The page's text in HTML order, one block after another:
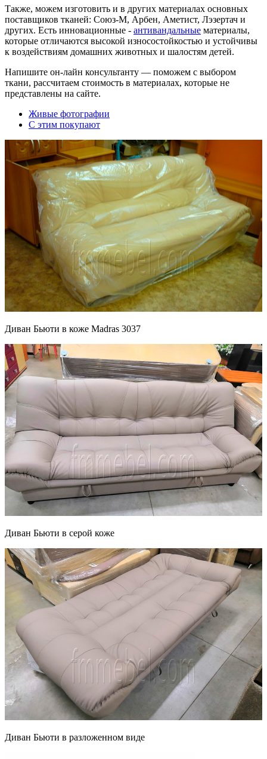
Также, можем изготовить и в других материалах основных
поставщиков тканей: Союз-М, Арбен, Аметист, Лэзертач и
других. Есть инновационные - антивандальные материалы,
которые отличаются высокой износостойкостью и устойчивы
к воздействиям домашних животных и шалостям детей.
Напишите он-лайн консультанту — поможем с выбором
ткани, рассчитаем стоимость в материалах, которые не
представлены на сайте.
Живые фотографии
С этим покупают
Диван Бьюти в коже Madras 3037
Диван Бьюти в серой коже
Диван Бьюти в разложенном виде